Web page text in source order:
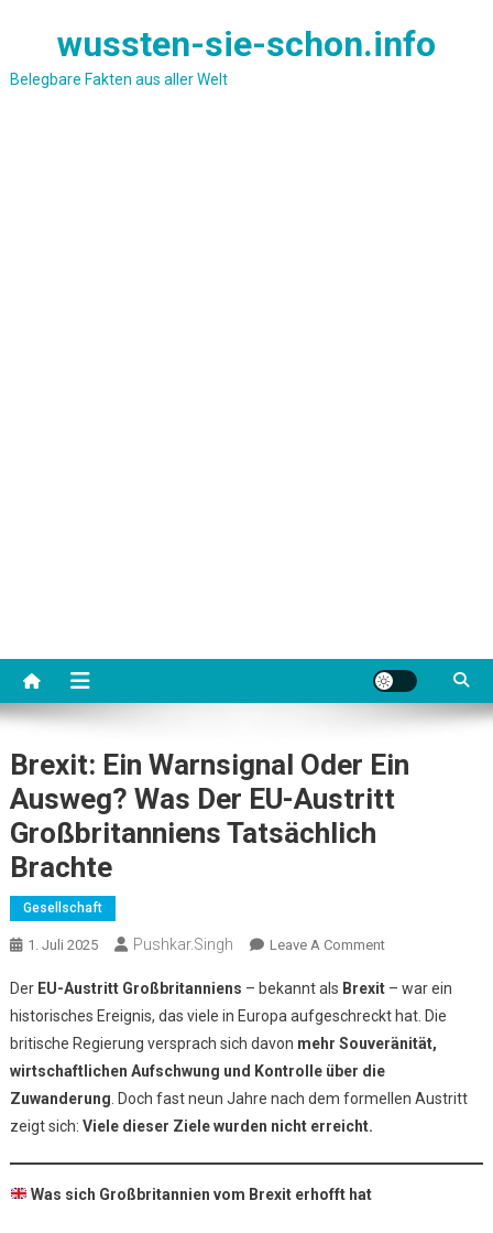
wussten-sie-schon.info
Belegbare Fakten aus aller Welt
Brexit: Ein Warnsignal Oder Ein
Ausweg? Was Der EU-Austritt
Großbritanniens Tatsächlich
Brachte
Gesellschaft
1. Juli 2025 Pushkar.singh Leave A CommentOn
Ein
Warnsignal
Oder
Ein
Ausweg?
Der EU-Austritt Großbritanniens – bekannt als Brexit– war ein
historisches Ereignis, das viele in Europa aufgeschreckt hat. Die
britische Regierung versprach sich davon mehr Souveränität,
wirtschaftlichen Aufschwung und Kontrolle über die
Zuwanderung . Doch fast neun Jahre nach dem formellen Austritt
zeigt sich: Viele dieser Ziele wurden nicht erreicht.
Was sich Großbritannien vom Brexit erhofft hat